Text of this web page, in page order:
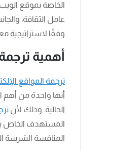
الخاصة بموقع الويب
عامل الثقافة،
وفقًا لاستراتيجية
أهمية ترجمة
ترجمة المواقع
أنها واحدة من أهم
الحالية. وذلك لأن
المستهدف الخاص
المنافسة الشرسة